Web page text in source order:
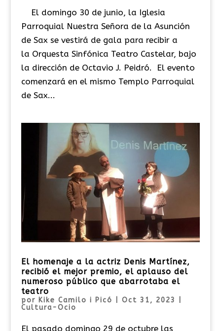
El domingo 30 de junio, la Iglesia
Parroquial Nuestra Señora de la Asunción
de Sax se vestirá de gala para recibir a
la Orquesta Sinfónica Teatro Castelar, bajo
la dirección de Octavio J. Peidró. El evento
comenzará en el mismo Templo Parroquial
de Sax...
El homenaje a la actriz Denis Martínez,
recibió el mejor premio, el aplauso del
numeroso público que abarrotaba el
teatro
por Kike Camilo i Picó Oct 31, 2023
Cultura-Ocio
El pasado domingo 29 de octubre las